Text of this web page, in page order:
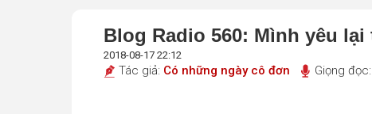
Blog Radio 560: Mình yêu
2018-08-17 22:12
Tác giả: Có những ngày cô đơn Giọng đọc: